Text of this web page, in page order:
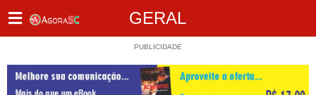
GERAL
PUBLICIDADE